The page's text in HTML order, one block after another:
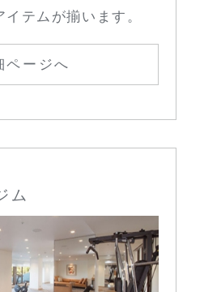
テムが揃います。
ページへ
ム